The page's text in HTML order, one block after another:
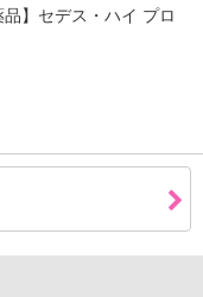
本）
ます。
場合がございます。
品】セデス・ハイ プロ